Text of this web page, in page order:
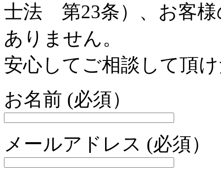
士法 第23条）、お客様
ありません。
安心してご相談して頂
お名前 (必須）
メールアドレス (必須）